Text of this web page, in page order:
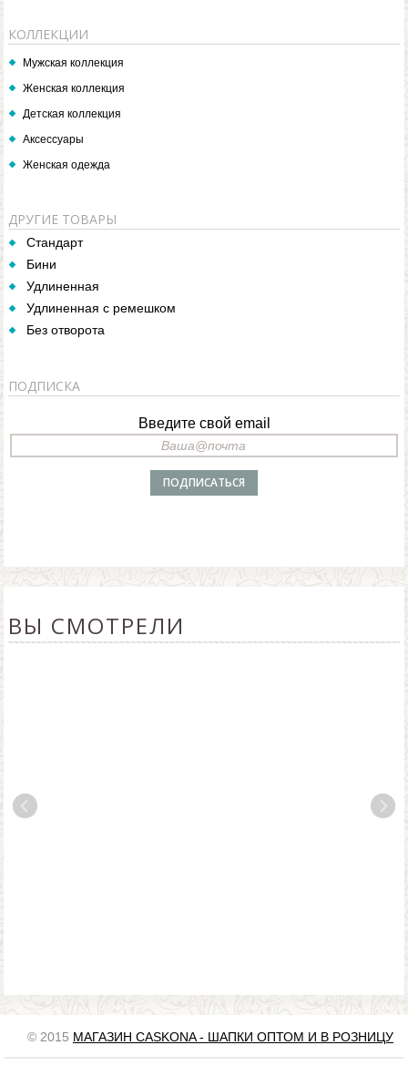
КОЛЛЕКЦИИ
Мужская коллекция
Женская коллекция
Детская коллекция
Аксессуары
Женская одежда
ДРУГИЕ ТОВАРЫ
Стандарт
Бини
Удлиненная
Удлиненная с ремешком
Без отворота
ПОДПИСКА
Введите свой email
ВЫ СМОТРЕЛИ
© 2015 МАГАЗИН CASKONA - ШАПКИ ОПТОМ И В РОЗНИЦУ